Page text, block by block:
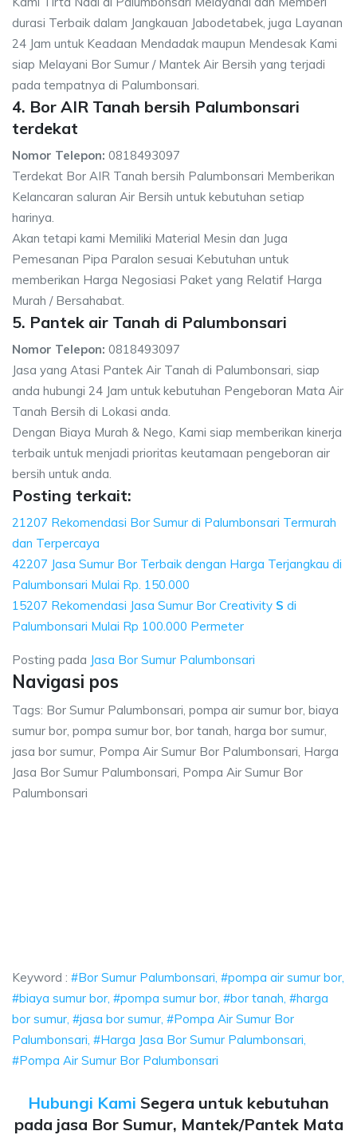
durasi Terbaik dalam Jangkauan Jabodetabek, juga Layanan
24 Jam untuk Keadaan Mendadak maupun Mendesak Kami
siap Melayani Bor Sumur / Mantek Air Bersih yang terjadi
pada tempatnya di Palumbonsari.
4. Bor AIR Tanah bersih Palumbonsari
terdekat
Nomor Telepon: 0818493097
Terdekat Bor AIR Tanah bersih Palumbonsari Memberikan
Kelancaran saluran Air Bersih untuk kebutuhan setiap
harinya.
Akan tetapi kami Memiliki Material Mesin dan Juga
Pemesanan Pipa Paralon sesuai Kebutuhan untuk
memberikan Harga Negosiasi Paket yang Relatif Harga
Murah / Bersahabat.
5. Pantek air Tanah di Palumbonsari
Nomor Telepon: 0818493097
Jasa yang Atasi Pantek Air Tanah di Palumbonsari, siap
anda hubungi 24 Jam untuk kebutuhan Pengeboran Mata Air
Tanah Bersih di Lokasi anda.
Dengan Biaya Murah & Nego, Kami siap memberikan kinerja
terbaik untuk menjadi prioritas keutamaan pengeboran air
bersih untuk anda.
Posting terkait:
21207 Rekomendasi Bor Sumur di Palumbonsari Termurah
dan Terpercaya
42207 Jasa Sumur Bor Terbaik dengan Harga Terjangkau di
Palumbonsari Mulai Rp. 150.000
15207 Rekomendasi Jasa Sumur Bor Creativity S di
Palumbonsari Mulai Rp 100.000 Permeter
Posting pada Jasa Bor Sumur Palumbonsari
Navigasi pos
Tags: Bor Sumur Palumbonsari, pompa air sumur bor, biaya
sumur bor, pompa sumur bor, bor tanah, harga bor sumur,
jasa bor sumur, Pompa Air Sumur Bor Palumbonsari, Harga
Jasa Bor Sumur Palumbonsari, Pompa Air Sumur Bor
Palumbonsari
Keyword : #Bor Sumur Palumbonsari, #pompa air sumur bor,
#biaya sumur bor, #pompa sumur bor, #bor tanah, #harga
bor sumur, #jasa bor sumur, #Pompa Air Sumur Bor
Palumbonsari, #Harga Jasa Bor Sumur Palumbonsari,
#Pompa Air Sumur Bor Palumbonsari
Hubungi Kami Segera untuk kebutuhan
pada jasa Bor Sumur, Mantek/Pantek Mata